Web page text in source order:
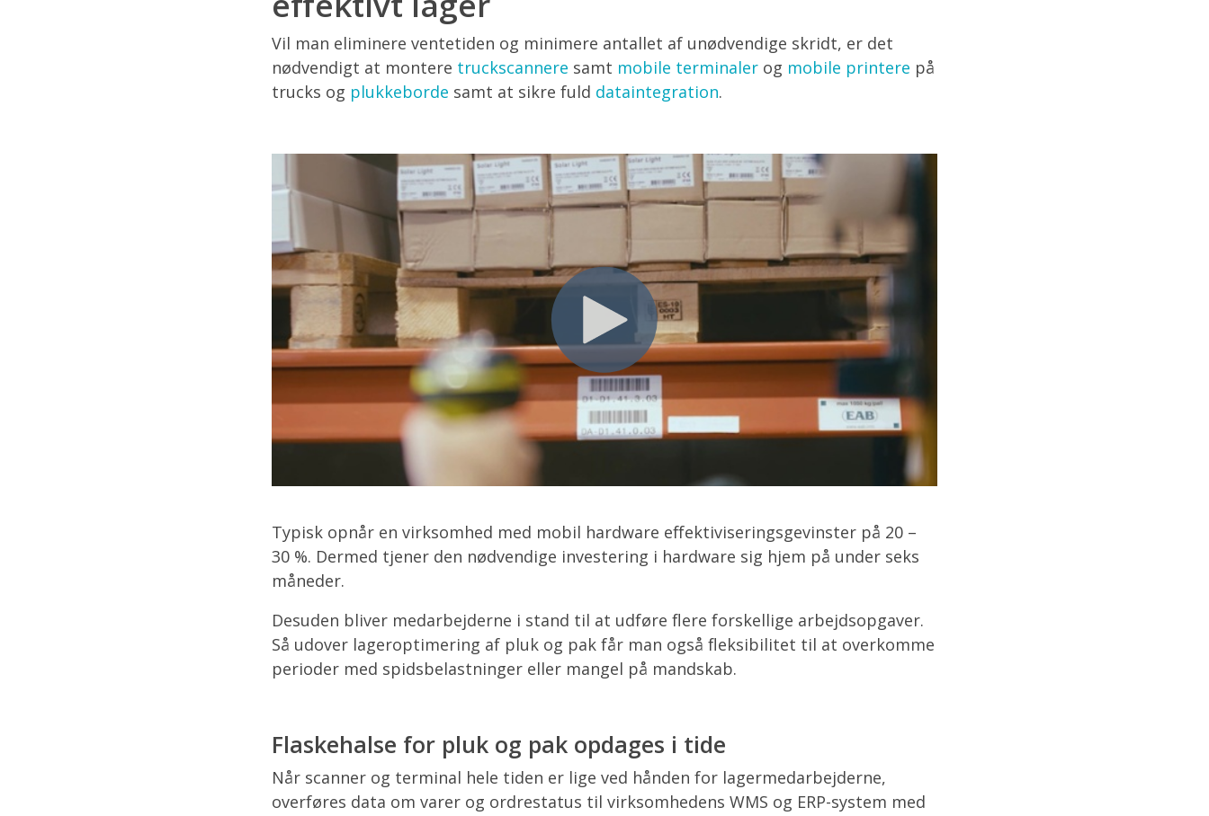
Vil man eliminere ventetiden og minimere antallet af unødvendige skridt, er det
nødvendigt at montere truckscannere samt mobile terminaler og mobile printere på
trucks og plukkeborde samt at sikre fuld dataintegration.
Typisk opnår en virksomhed med mobil hardware effektiviseringsgevinster på 20 –
30 %. Dermed tjener den nødvendige investering i hardware sig hjem på under seks
måneder.
Desuden bliver medarbejderne i stand til at udføre flere forskellige arbejdsopgaver.
Så udover lageroptimering af pluk og pak får man også fleksibilitet til at overkomme
perioder med spidsbelastninger eller mangel på mandskab.
Flaskehalse for pluk og pak opdages i tide
Når scanner og terminal hele tiden er lige ved hånden for lagermedarbejderne,
overføres data om varer og ordrestatus til virksomhedens WMS og ERP-system med